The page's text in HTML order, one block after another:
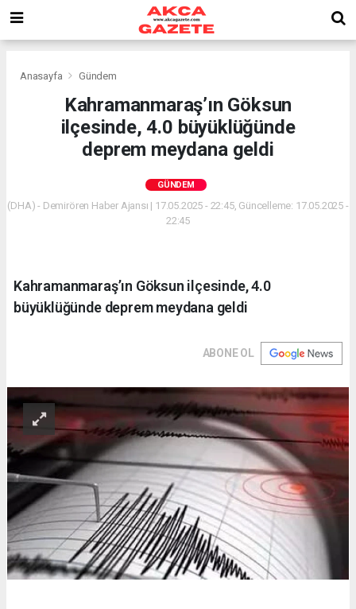
Anasayfa Gündem
Kahramanmaraş’ın Göksun
ilçesinde, 4.0 büyüklüğünde
deprem meydana geldi
GÜNDEM
(DHA) - Demirören Haber Ajansı | 17.05.2025 - 22:45, Güncelleme: 17.05.2025 -
22:45
Kahramanmaraş’ın Göksun ilçesinde, 4.0
büyüklüğünde deprem meydana geldi
ABONE OL